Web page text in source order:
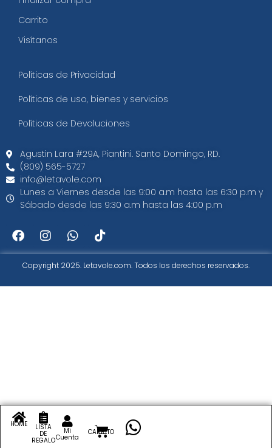
HOME LISTA
DE
REGALO
Mi
Cuenta
CARRITO
Carrito
Visítanos
Políticas de Privacidad
Políticas de uso, bienes y servicios
Políticas de Devoluciones
Agustin Lara #29A, Piantini. Santo Domingo, RD.​
(809) 565-5727
info@letavole.com
Lunes a Viernes desde las 9:00 a.m hasta las 6:30 p.m y
Sábado desde las 9:30 a.m hasta las 4:00 p.m
Copyright 2025. Letavole.com. Todos los derechos reservados.